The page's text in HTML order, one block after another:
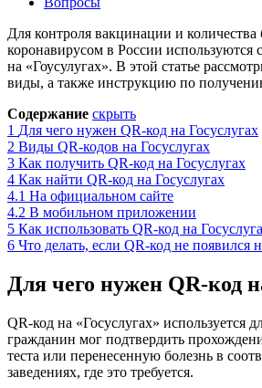
Для контроля вакцинации и
коронавирусом в России используются
на «Гоусулугах». В этой статье
виды, а также инструкцию по
Содержание скрыть
1 Для чего нужен QR-код на Госуслугах
2 Виды QR-кодов на Госуслугах
3 Как получить QR-код на Госуслугах
4 Как найти QR-код на Госуслугах
4.1 На официальном сайте
4.2 В мобильном приложении
5 Как использовать QR-код на
6 Что делать, если QR-код не появился
Для чего нужен QR-код
QR-код на «Госуслугах» используется
гражданин мог подтвердить
теста или перенесенную болезнь в
заведениях, где это требуется.